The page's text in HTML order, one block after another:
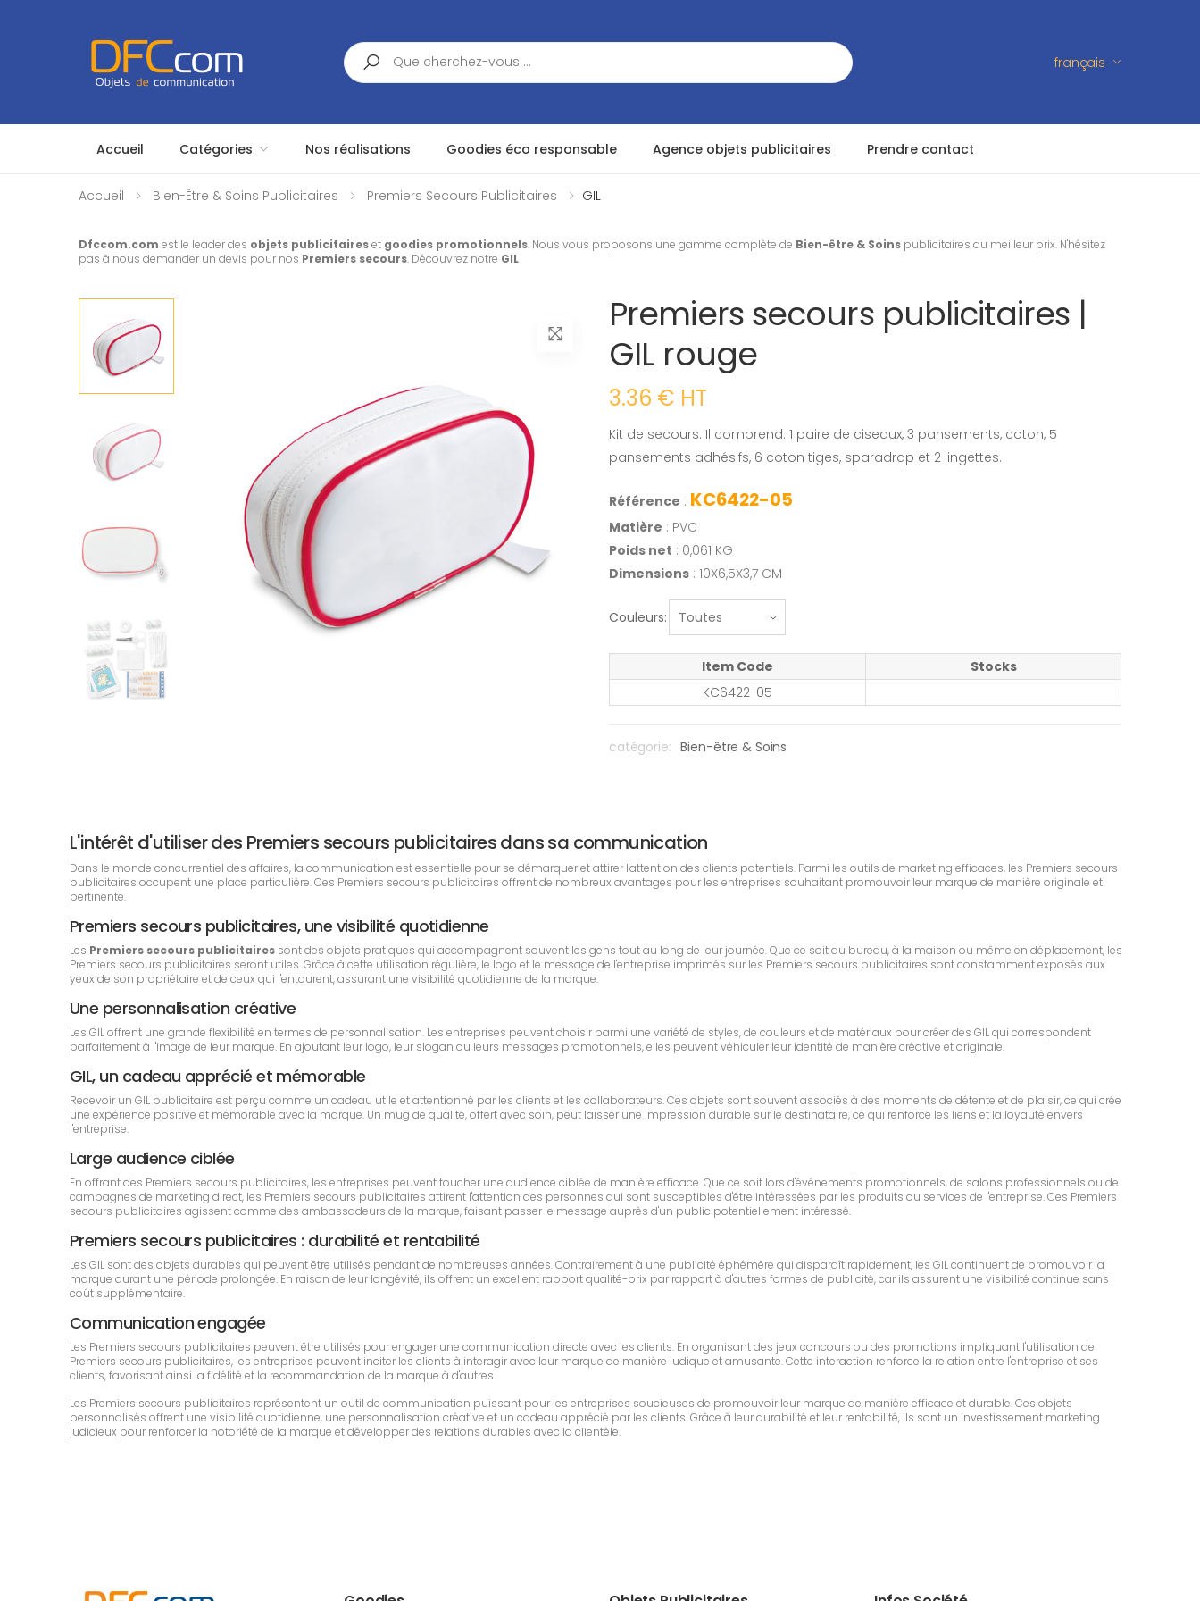
Search
français
Accueil Catégories Nos réalisations Goodies éco responsable Agence objets publicitaires Prendre contact
Accueil Bien-Être & Soins Publicitaires Premiers Secours Publicitaires GIL
Dfccom.com est le leader des objets publicitaireset goodies promotionnels. Nous vous proposons une gamme complète de Bien-être & Soins publicitaires au meilleur prix. N'hésitez
pas à nous demander un devis pour nos Premiers secours. Découvrez notre GIL
Premiers secours publicitaires |
GIL rouge
3.36 € HT
Kit de secours. Il comprend: 1 paire de ciseaux, 3 pansements, coton, 5
pansements adhésifs, 6 coton tiges, sparadrap et 2 lingettes.
Référence : KC6422-05
Matière : PVC
Poids net : 0,061 KG
Dimensions : 10X6,5X3,7 CM
Couleurs:
Item Code
Stocks
KC6422-05
catégorie: Bien-être & Soins
L'intérêt d'utiliser des Premiers secours publicitaires dans sa communication
Dans le monde concurrentiel des affaires, la communication est essentielle pour se démarquer et attirer l'attention des clients potentiels. Parmi les outils de marketing efficaces, les Premiers secours
publicitaires occupent une place particulière. Ces Premiers secours publicitaires offrent de nombreux avantages pour les entreprises souhaitant promouvoir leur marque de manière originale et
pertinente.
Premiers secours publicitaires, une visibilité quotidienne
Les Premiers secours publicitaires sont des objets pratiques qui accompagnent souvent les gens tout au long de leur journée. Que ce soit au bureau, à la maison ou même en déplacement, les
Premiers secours publicitaires seront utiles. Grâce à cette utilisation régulière, le logo et le message de l'entreprise imprimés sur les Premiers secours publicitaires sont constamment exposés aux
yeux de son propriétaire et de ceux qui l'entourent, assurant une visibilité quotidienne de la marque.
Une personnalisation créative
Les GIL offrent une grande flexibilité en termes de personnalisation. Les entreprises peuvent choisir parmi une variété de styles, de couleurs et de matériaux pour créer des GIL qui correspondent
parfaitement à l'image de leur marque. En ajoutant leur logo, leur slogan ou leurs messages promotionnels, elles peuvent véhiculer leur identité de manière créative et originale.
GIL, un cadeau apprécié et mémorable
Recevoir un GIL publicitaire est perçu comme un cadeau utile et attentionné par les clients et les collaborateurs. Ces objets sont souvent associés à des moments de détente et de plaisir, ce qui crée
une expérience positive et mémorable avec la marque. Un mug de qualité, offert avec soin, peut laisser une impression durable sur le destinataire, ce qui renforce les liens et la loyauté envers
l'entreprise.
Large audience ciblée
En offrant des Premiers secours publicitaires, les entreprises peuvent toucher une audience ciblée de manière efficace. Que ce soit lors d'événements promotionnels, de salons professionnels ou de
campagnes de marketing direct, les Premiers secours publicitaires attirent l'attention des personnes qui sont susceptibles d'être intéressées par les produits ou services de l'entreprise. Ces Premiers
secours publicitaires agissent comme des ambassadeurs de la marque, faisant passer le message auprès d'un public potentiellement intéressé.
Premiers secours publicitaires : durabilité et rentabilité
Les GIL sont des objets durables qui peuvent être utilisés pendant de nombreuses années. Contrairement à une publicité éphémère qui disparaît rapidement, les GIL continuent de promouvoir la
marque durant une période prolongée. En raison de leur longévité, ils offrent un excellent rapport qualité-prix par rapport à d'autres formes de publicité, car ils assurent une visibilité continue sans
coût supplémentaire.
Communication engagée
Les Premiers secours publicitaires peuvent être utilisés pour engager une communication directe avec les clients. En organisant des jeux concours ou des promotions impliquant l'utilisation de
Premiers secours publicitaires, les entreprises peuvent inciter les clients à interagir avec leur marque de manière ludique et amusante. Cette interaction renforce la relation entre l'entreprise et ses
clients, favorisant ainsi la fidélité et la recommandation de la marque à d'autres.
Les Premiers secours publicitaires représentent un outil de communication puissant pour les entreprises soucieuses de promouvoir leur marque de manière efficace et durable. Ces objets
personnalisés offrent une visibilité quotidienne, une personnalisation créative et un cadeau apprécié par les clients. Grâce à leur durabilité et leur rentabilité, ils sont un investissement marketing
judicieux pour renforcer la notoriété de la marque et développer des relations durables avec la clientèle.